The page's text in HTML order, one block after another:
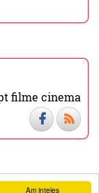
Am inteles
filme cinema
▼